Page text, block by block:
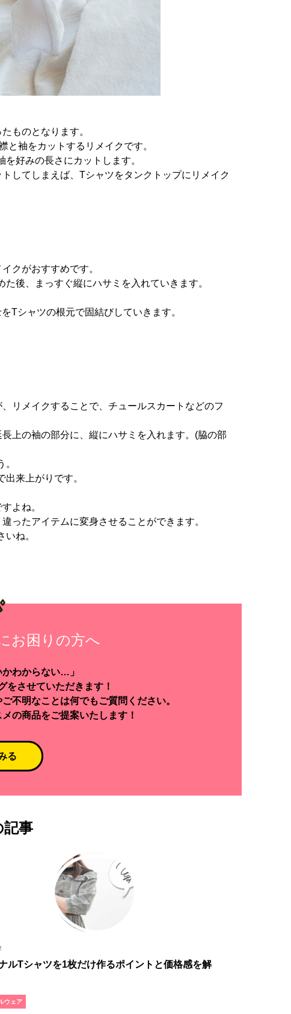
ものとなります。
袖をカットするリメイクです。
好みの長さにカットします。
してしまえば、Tシャツをタンクトップにリメイク
クがおすすめです。
後、まっすぐ縦にハサミを入れていきます。
Tシャツの根元で固結びしていきます。
リメイクすることで、チュールスカートなどのフ
上の袖の部分に、縦にハサミを入れます。(脇の部
来上がりです。
よね。
ったアイテムに変身させることができます。
ね。
お困りの方へ
かわからない…」
をさせていただきます！
不明なことは何でもご質問ください。
の商品をご提案いたします！
る
記事
ルTシャツを1枚だけ作るポイントと価格感を解
ウェア